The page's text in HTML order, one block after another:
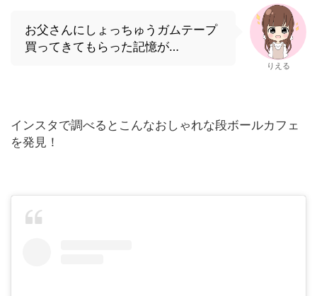
お父さんにしょっちゅうガムテープ
買ってきてもらった記憶が…
りえる
インスタで調べるとこんなおしゃれな段ボールカフェ
を発見！